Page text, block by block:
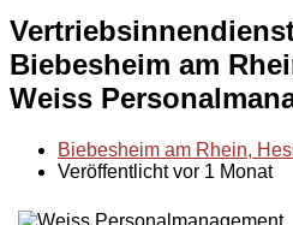
Biebesheim am
Weiss
Biebesheim am Rhein,
Veröffentlicht vor 1 Monat